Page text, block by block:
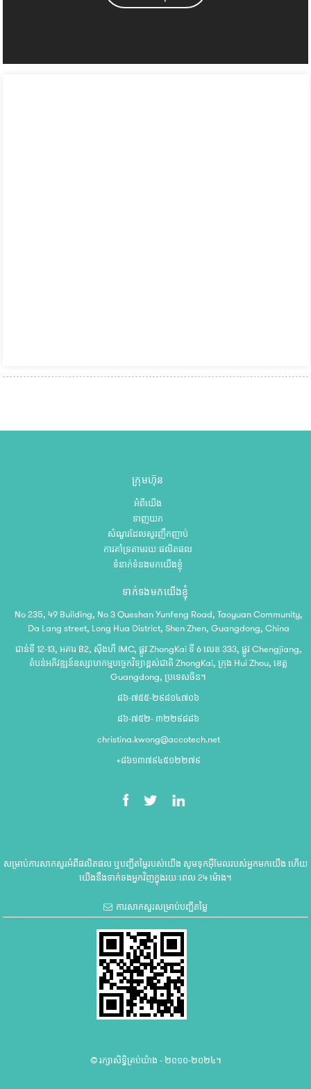
ក្រុមហ៊ុន
អំពីយើង
ទាញយក
សំណួរដែលសួរញឹកញាប់
ការគាំទ្រតាមរយៈផលិតផល
ទំនាក់ទំនងមកយើងខ្ញុំ
ទាក់ទងមកយើងខ្ញុំ
No 235, 49 Building, No 3 Queshan Yunfeng Road, Taoyuan Community,
Da Lang street, Long Hua District, Shen Zhen, Guangdong, China
ជាន់ទី 12-13, អគារ B2, ស៊ីងហឺ IMC, ផ្លូវ ZhongKai ទី 6 លេខ 333, ផ្លូវ Chengjiang,
តំបន់អភិវឌ្ឍន៍ឧស្សាហកម្មបច្ចេកវិទ្យាខ្ពស់ជាតិ ZhongKai, ក្រុង Hui Zhou, ខេត្ត
Guangdong, ប្រទេសចិន។
៨៦-៧៥៥-២៩៨១៤៧០៦
៨៦-៧៥២- ៣២២៩៨៨៦
christina.kwong@accotech.net
+៨៦១៣៧៩៤៥១២២៧៩
សម្រាប់ការសាកសួរអំពីផលិតផល ឬបញ្ជីតម្លៃរបស់យើង សូមទុកអ៊ីមែលរបស់អ្នកមកយើង ហើយ
យើងនឹងទាក់ទងអ្នកវិញក្នុងរយៈពេល 24 ម៉ោង។
ការសាកសួរសម្រាប់បញ្ជីតម្លៃ
© រក្សាសិទ្ធិគ្រប់យ៉ាង - ២០១០-២០២៤។